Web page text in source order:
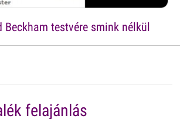
Beckham testvére smink nélkül
felajánlás